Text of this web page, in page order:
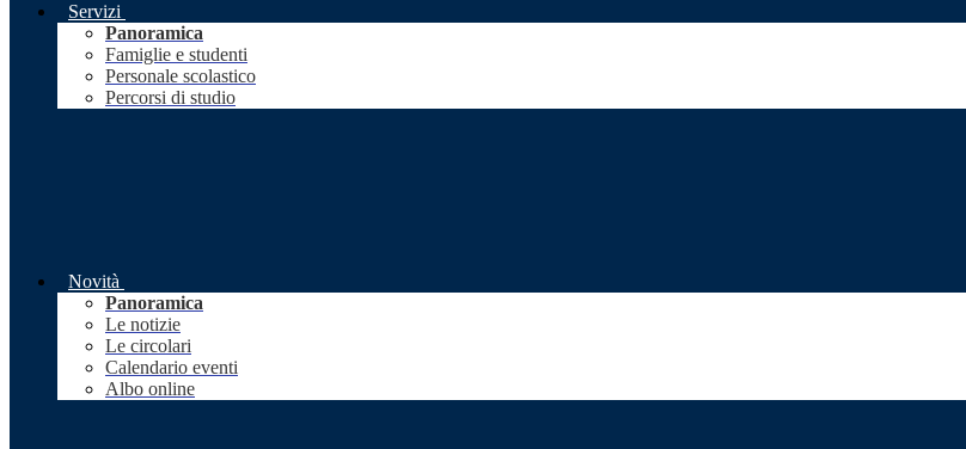
Servizi
Panoramica
Famiglie e studenti
Personale scolastico
Percorsi di studio
Novità
Panoramica
Le notizie
Le circolari
Calendario eventi
Albo online